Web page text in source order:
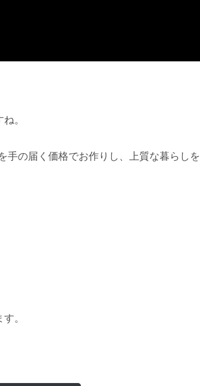
。
手の届く価格でお作りし、上質な暮らしを
。